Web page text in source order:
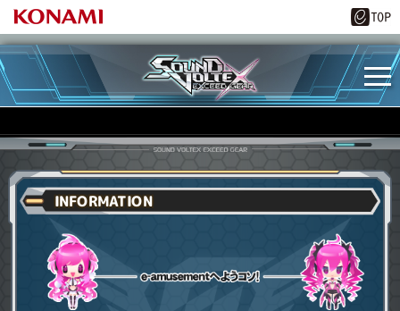
INFORMATION